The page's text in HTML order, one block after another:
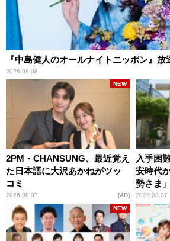
『中島健人のオールナイトニッポン』放
2026.08.08
2PM・CHANSUNG、最近覚え
た日本語に大沢あかねがツッ
コミ
2026.08.07
NEW
AD
入手困
安時代
勢さま
パンプ
2026.08.07
NEW